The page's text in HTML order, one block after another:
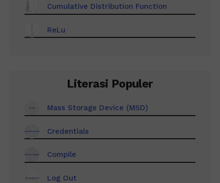
Cumulative Distribution Function
ReLu
Literasi Populer
Mass Storage Device (MSD)
Credentials
Compile
Log Out